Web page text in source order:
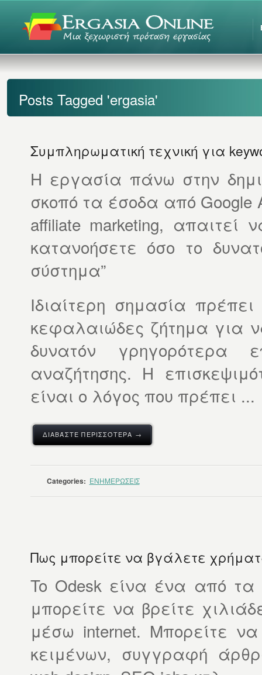
Posts Tagged 'ergasia'
Συμπληρωματική τεχνική για
Η εργασία πάνω στην
σκοπό τα έσοδα από
affiliate marketing,
κατανοήσετε όσο το
σύστημα”
Ιδιαίτερη σημασία
κεφαλαιώδες ζήτημα για
δυνατόν γρηγορότερα
αναζήτησης. Η
είναι ο λόγος που πρέπει ...
ΔΙΑΒΆΣΤΕ ΠΕΡΙΣΣΌΤΕΡΑ →
Categories: ΕΝΗΜΕΡΩΣΕΙΣ
Πως μπορείτε να βγάλετε
To Odesk είνα ένα από τα
μπορείτε να βρείτε
μέσω internet. Μπορείτε
κειμένων, συγγραφή